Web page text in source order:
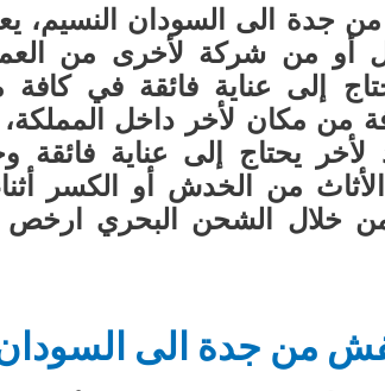
الى السودان النسيم،
أو من شركة لأخرى من
إلى عناية فائقة في كافة
من مكان لأخر داخل
يحتاج إلى عناية فائقة
من الخدش أو الكسر
من خلال الشحن البحري
من جدة الى